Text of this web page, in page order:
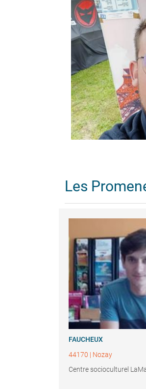
Les
FAUCHEUX
44170 | Nozay
Centre socioculturel